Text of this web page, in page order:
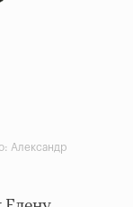
Александр